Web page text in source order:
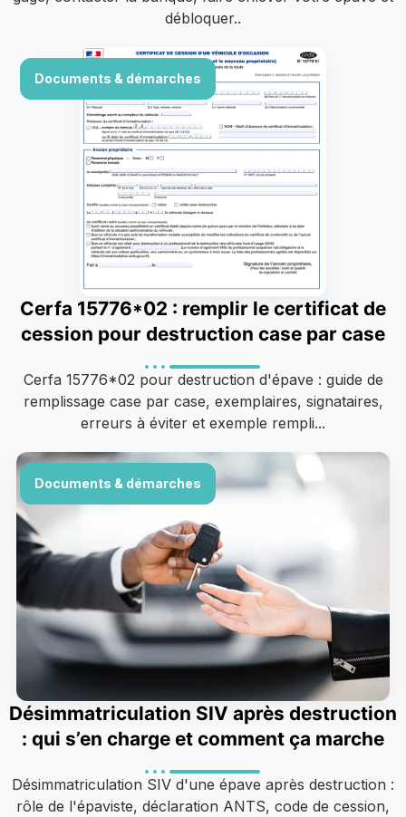
débloquer..
Documents & démarches
Cerfa 15776*02 : remplir le certificat de
cession pour destruction case par case
Cerfa 15776*02 pour destruction d'épave : guide de
remplissage case par case, exemplaires, signataires,
erreurs à éviter et exemple rempli...
Documents & démarches
Désimmatriculation SIV après destruction
: qui s’en charge et comment ça marche
Désimmatriculation SIV d'une épave après destruction :
rôle de l'épaviste, déclaration ANTS, code de cession,